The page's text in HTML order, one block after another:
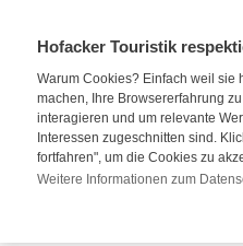
Hofacker Touristik
Warum Cookies? Einfach weil sie
machen, Ihre Browsererfahrung
interagieren und um relevante
Interessen zugeschnitten sind.
fortfahren", um die Cookies zu
Weitere Informationen zum